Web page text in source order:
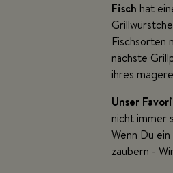
Fisch hat
Fischsorten
nächste
ihres
Unser
nicht immer
Wenn Du
zaubern -